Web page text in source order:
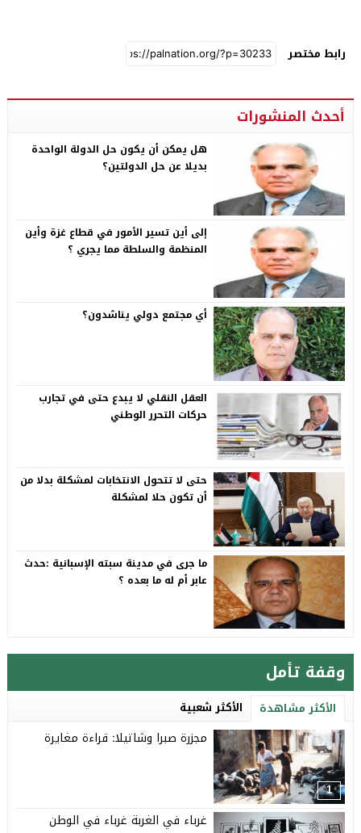
رابط مختصر
أحدث المنشورات
هل يمكن أن يكون حل الدولة الواحدة
بديلا عن حل الدولتين؟
إلى أين تسير الأمور في قطاع غزة وأين
المنظمة والسلطة مما يجري ؟
أي مجتمع دولي يناشدون؟
العقل النقلي لا يبدع حتى في تجارب
حركات التحرر الوطني
حتى لا تتحول الانتخابات لمشكلة بدلا من
أن تكون حلا لمشكلة
ما جرى في مدينة سبته الإسبانية :حدث
عابر أم له ما بعده ؟
وقفة تأمل
الأكثر مشاهدة الأكثر شعبية
1
مجزرة صبرا وشاتيلا: قراءة مغايرة
غرباء في الغربة غرباء في الوطن